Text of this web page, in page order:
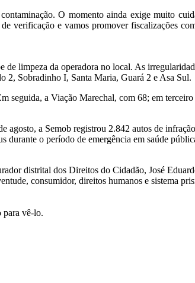
O momento ainda exige muito
verificação e vamos promover fiscalizações
de limpeza da operadora no local. As
2, Sobradinho I, Santa Maria, Guará 2 e Asa Sul.
seguida, a Viação Marechal, com 68; em
a Semob registrou 2.842 autos de
o período de emergência em saúde
distrital dos Direitos do Cidadão, José
consumidor, direitos humanos e sistema
para vê-lo.